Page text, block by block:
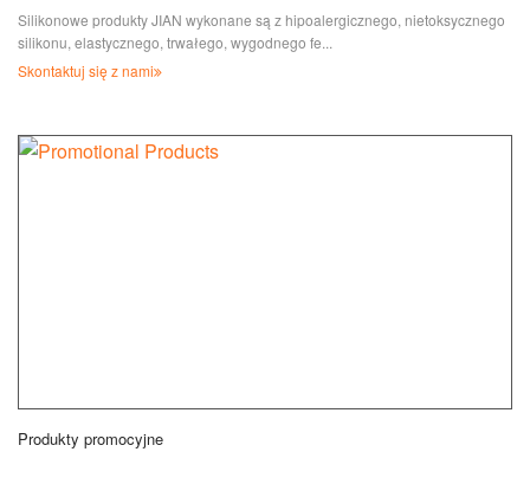
Silikonowe produkty JIAN wykonane są z hipoalergicznego, nietoksycznego
silikonu, elastycznego, trwałego, wygodnego fe...
Skontaktuj się z nami
Produkty promocyjne